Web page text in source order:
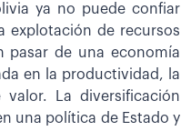
ya no puede confiar
explotación de recursos
pasar de una economía
en la productividad, la
La diversificación
una política de Estado y